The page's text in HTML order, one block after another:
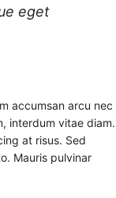
eget
accumsan arcu nec
interdum vitae diam.
at risus. Sed
Mauris pulvinar